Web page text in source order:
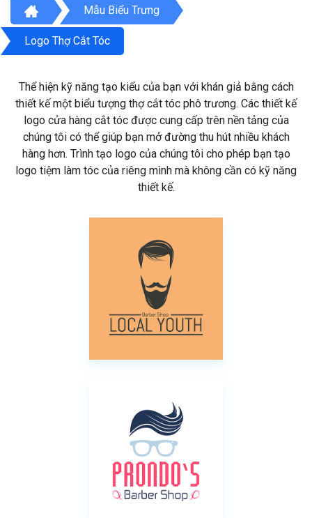
Mẫu Biểu Trưng
Logo Thợ Cắt Tóc
Thể hiện kỹ năng tạo kiểu của bạn với khán giả bằng cách
thiết kế một biểu tượng thợ cắt tóc phô trương. Các thiết kế
logo cửa hàng cắt tóc được cung cấp trên nền tảng của
chúng tôi có thể giúp bạn mở đường thu hút nhiều khách
hàng hơn. Trình tạo logo của chúng tôi cho phép bạn tạo
logo tiệm làm tóc của riêng mình mà không cần có kỹ năng
thiết kế.